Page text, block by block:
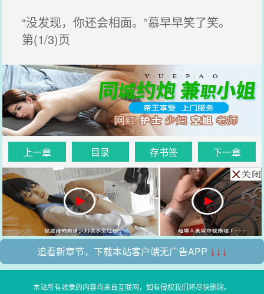
“没发现，你还会相面。”慕早早笑了笑。
第(1/3)页
上一章 目录 存书签 下一章
追看新章节，下载本站客户端无广告APP ↓↓↓
本站所有收录的内容均来自互联网，如有侵权我们将尽快删除。